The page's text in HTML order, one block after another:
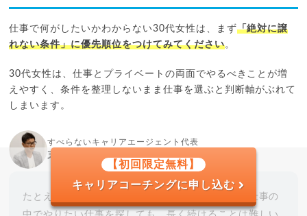
仕事で何がしたいかわからない30代女性は、まず「絶対に譲
れない条件」に優先順位をつけてみてください。
30代女性は、仕事とプライベートの両面でやるべきことが増
えやすく、条件を整理しないまま仕事を選ぶと判断軸がぶれて
しまいます。
すべらないキャリアエージェント代表
末永雄大
たとえば土日出勤が難しい人が、土日勤務必須の仕事の
【初回限定無料】
キャリアコーチングに申し込む